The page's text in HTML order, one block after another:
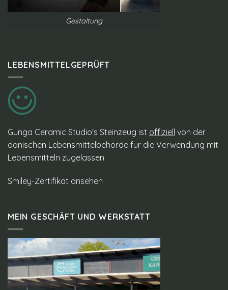
Gestaltung
LEBENSMITTELGEPRÜFT
Gunga Ceramic Studio's Steinzeug ist offiziell von der
dänischen Lebensmittelbehörde für die Verwendung mit
Lebensmitteln zugelassen.
Smiley-Zertifikat ansehen
MEIN GESCHÄFT UND WERKSTATT